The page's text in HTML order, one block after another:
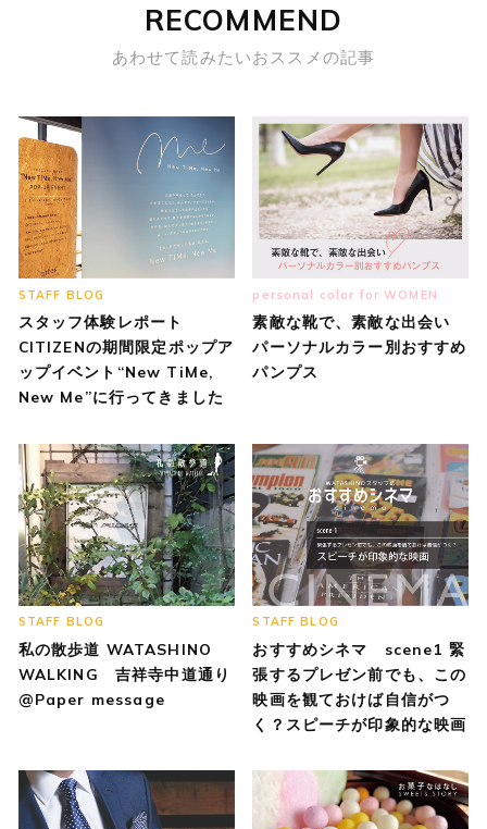
RECOMMEND
あわせて読みたいおススメの記事
STAFF BLOG
スタッフ体験レポート
CITIZENの期間限定ポップア
ップイベント“New TiMe,
New Me”に行ってきました
personal color for WOMEN
素敵な靴で、素敵な出会い
パーソナルカラー別おすすめ
パンプス
STAFF BLOG
私の散歩道 WATASHINO
WALKING 吉祥寺中道通り
@Paper message
STAFF BLOG
おすすめシネマ scene1 緊
張するプレゼン前でも、この
映画を観ておけば自信がつ
く？スピーチが印象的な映画